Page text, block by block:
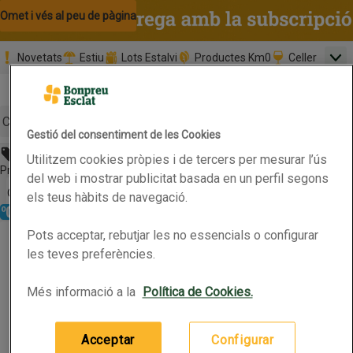
Omet i vés al contingut
Omet i vés a la cerca
Omet i vés al peu de pàgina
Novetats Estiu Lots Estalvi Productes Km0 Celler
Promoció clients nous
Botó del menú principal
Abans 3,85€
Preu rebaixat. Vàlid fins 15/06/2026
Obre-ho per veure una llista de les opcions d'ordenació
Ordena
Productes en oferta
ASTURIANA Mantega lleugera fàcil d'untar
Refrigerat
ASTURIANA Mantega lleugera fàcil d'untar
0.25kg (15,40 € per quilo)
3,85 €
Afegeix
Gestió del consentiment de les Cookies
Utilitzem cookies pròpies i de tercers per mesurar l’ús
del web i mostrar publicitat basada en un perfil segons
els teus hàbits de navegació.
Pots acceptar, rebutjar les no essencials o configurar
les teves preferències.
Més informació a la Política de Cookies.
Configurar
Acceptar